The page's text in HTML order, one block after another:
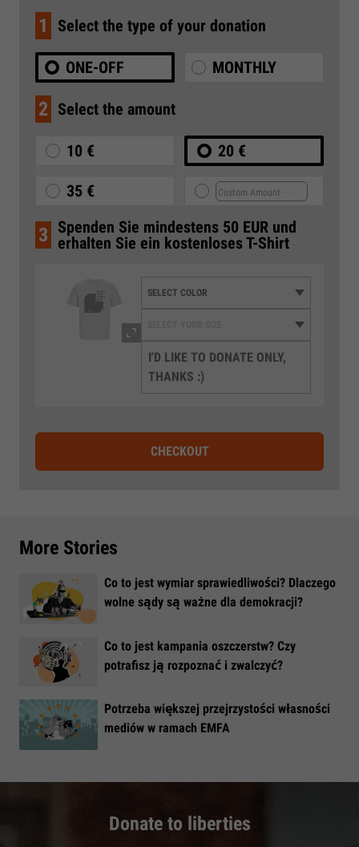
1 Select the type of your donation
ONE-OFF MONTHLY
2 Select the amount
10 € 20 €
35 €
3 Spenden Sie mindestens 50 EUR und
erhalten Sie ein kostenloses T-Shirt
I'D LIKE TO DONATE ONLY,
THANKS :)
CHECKOUT
More Stories
Co to jest wymiar sprawiedliwości? Dlaczego
wolne sądy są ważne dla demokracji?
​Co to jest kampania oszczerstw? Czy
potrafisz ją rozpoznać i zwalczyć?
​Potrzeba większej przejrzystości własności
mediów w ramach EMFA
Donate to liberties